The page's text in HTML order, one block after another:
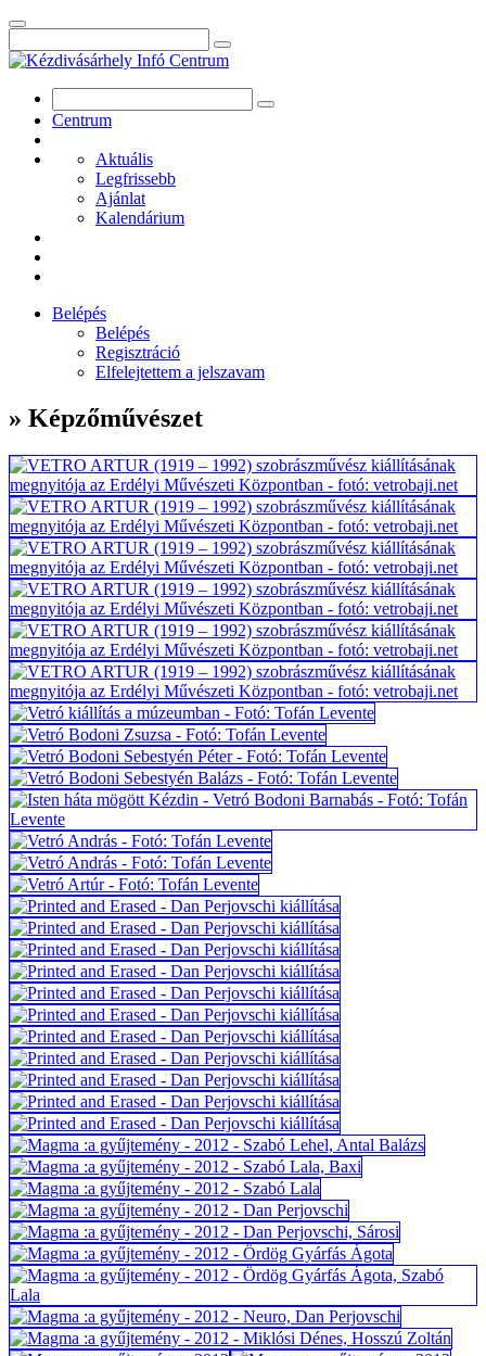
Centrum
Aktuális
Legfrissebb
Ajánlat
Kalendárium
Belépés
Belépés
Regisztráció
Elfelejtettem a jelszavam
» Képzőművészet